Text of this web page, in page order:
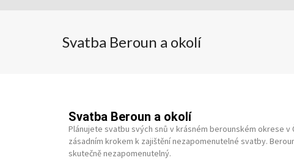
Svatba Beroun a okolí
Svatba Beroun a okolí
Plánujete svatbu svých snů v krásném berounském okrese
zásadním krokem k zajištění nezapomenutelné svatby.
skutečně nezapomenutelný.